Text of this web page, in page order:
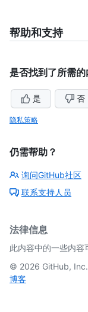
帮助和支持
是否找到了所需的
是 否
隐私策略
仍需帮助？
询问GitHub社区
联系支持人员
法律信息
此内容中的一些内容
© 2026 GitHub, Inc.
博客